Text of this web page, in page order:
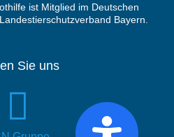
ist Mitglied im Deutschen
Bayern.
Sie uns